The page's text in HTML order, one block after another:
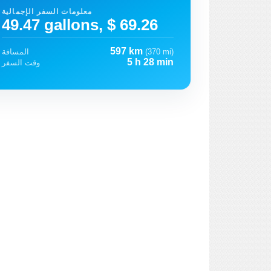
معلومات السفر الإجمالية
49.47 gallons, $ 69.26
المسافة 597 km (370 mi)
وقت السفر
5 h 28 min